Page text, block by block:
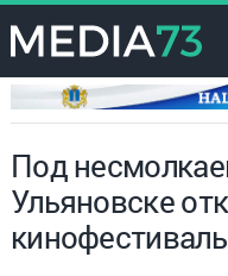
Под
Ульяновске